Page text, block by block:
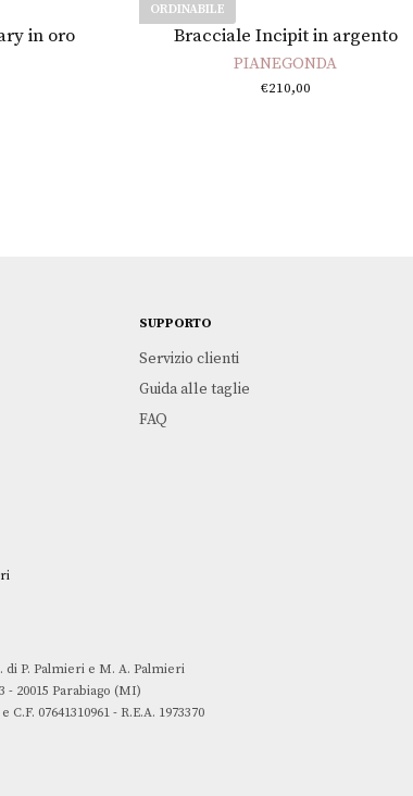
in oro
ORDINABILE
Scegli
Bracciale Incipit in argento
PIANEGONDA
€210,00
SUPPORTO
Servizio clienti
Guida alle taglie
FAQ
di P. Palmieri e M. A. Palmieri
- 20015 Parabiago (MI)
07641310961 - R.E.A. 1973370